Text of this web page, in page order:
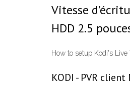
Vitesse
HDD 2.5
How to setup Kodi's
KODI - PVR